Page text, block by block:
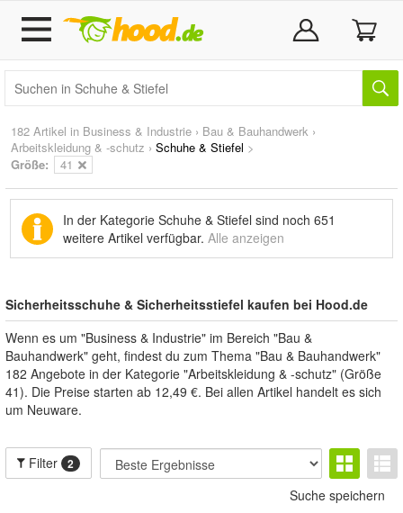
182 Artikel in Business & Industrie › Bau & Bauhandwerk ›
Arbeitskleidung & -schutz › Schuhe & Stiefel >
Größe:
41
In der Kategorie Schuhe & Stiefel sind noch 651
weitere Artikel verfügbar. Alle anzeigen
Sicherheitsschuhe & Sicherheitsstiefel kaufen bei Hood.de
Wenn es um "Business & Industrie" im Bereich "Bau &
Bauhandwerk" geht, findest du zum Thema "Bau & Bauhandwerk"
182 Angebote in der Kategorie "Arbeitskleidung & -schutz" (Größe
41). Die Preise starten ab 12,49 €. Bei allen Artikel handelt es sich
um Neuware.
Filter 2
Suche speichern